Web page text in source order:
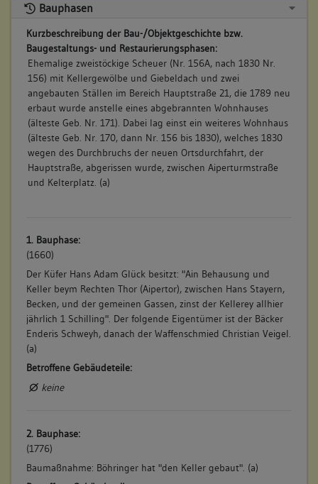
Bauphasen
Kurzbeschreibung der Bau-/Objektgeschichte bzw.
Baugestaltungs- und Restaurierungsphasen:
Ehemalige zweistöckige Scheuer (Nr. 156A, nach 1830 Nr.
156) mit Kellergewölbe und Giebeldach und zwei
angebauten Ställen im Bereich Hauptstraße 21, die 1789 neu
erbaut wurde anstelle eines abgebrannten Wohnhauses
(älteste Geb. Nr. 171). Dabei lag einst ein weiteres Wohnhaus
(älteste Geb. Nr. 170, dann Nr. 156 bis 1830), welches 1830
wegen des Durchbruchs der neuen Ortsdurchfahrt, der
Hauptstraße, abgerissen wurde, zwischen Aiperturmstraße
und Kelterplatz. (a)
1. Bauphase:
(1660)
Der Küfer Hans Adam Glück besitzt: "Ain Behausung und
Keller beym Rechten Thor (Aipertor), zwischen Hans Stayern,
Becken, und der gemeinen Gassen, zinst der Kellerey allhier
jährlich 1 Schilling". Der folgende Eigentümer ist der Bäcker
Enderis Schweyh, danach der Waffenschmied Christian Veigel.
(a)
Betroffene Gebäudeteile:
keine
2. Bauphase:
(1776)
Baumaßnahme: Böhringer hat "den Keller gebaut". (a)